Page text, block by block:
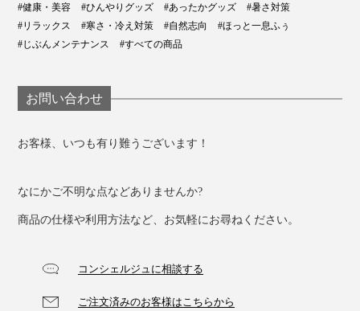
さりげなくさくらんぼの刺繍が施されているカバー生地
は、オーガニックコットン素材。
#健康・美容 #ひんやりグッズ #あったかグッズ
#暑さ対策
#リラックス
#寒さ・冷え対策 #自然志向
#ほっと一息ふぅ
#じぶんメンテナンス
#すべての商品
お問い合わせ
お客様、いつも有り難うございます！
なにかご不明な点などありませんか?
商品の仕様や利用方法など、お気軽にお尋ねください。
コンシェルジュに相談する
ご注文済みのお客様はこちらから